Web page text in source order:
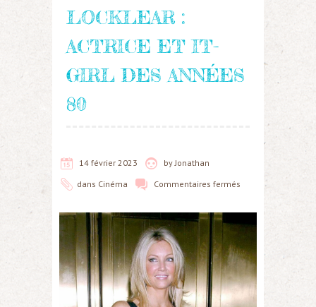
LOCKLEAR :
ACTRICE ET IT-
GIRL DES ANNÉES
80
14 février 2023 by Jonathan
dans Cinéma Commentaires fermés